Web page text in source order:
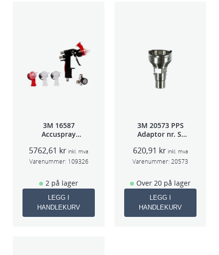
3M 16587
Accuspray
HGP
5762,61 kr inkl. mva
Varenummer: 109326
2 på lager
LEGG I
HANDLEKURV
3M 20573 PPS
Adaptor nr. S-
620,91 kr inkl. mva
Varenummer: 20573
Over 20 på lager
LEGG I
HANDLEKURV